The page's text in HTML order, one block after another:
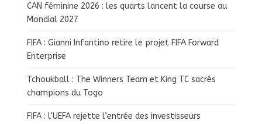
CAN féminine 2026 : les quarts lancent la course au
Mondial 2027
FIFA : Gianni Infantino retire le projet FIFA Forward
Enterprise
Tchoukball : The Winners Team et King TC sacrés
champions du Togo
FIFA : l’UEFA rejette l’entrée des investisseurs